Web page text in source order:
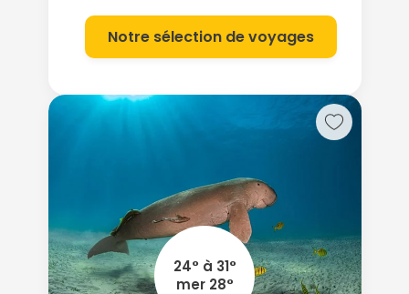
récifs et quelques raies qu'on admire
dans le silence sous-marin.
Notre sélection de voyages
24° à 31°
mer 28°